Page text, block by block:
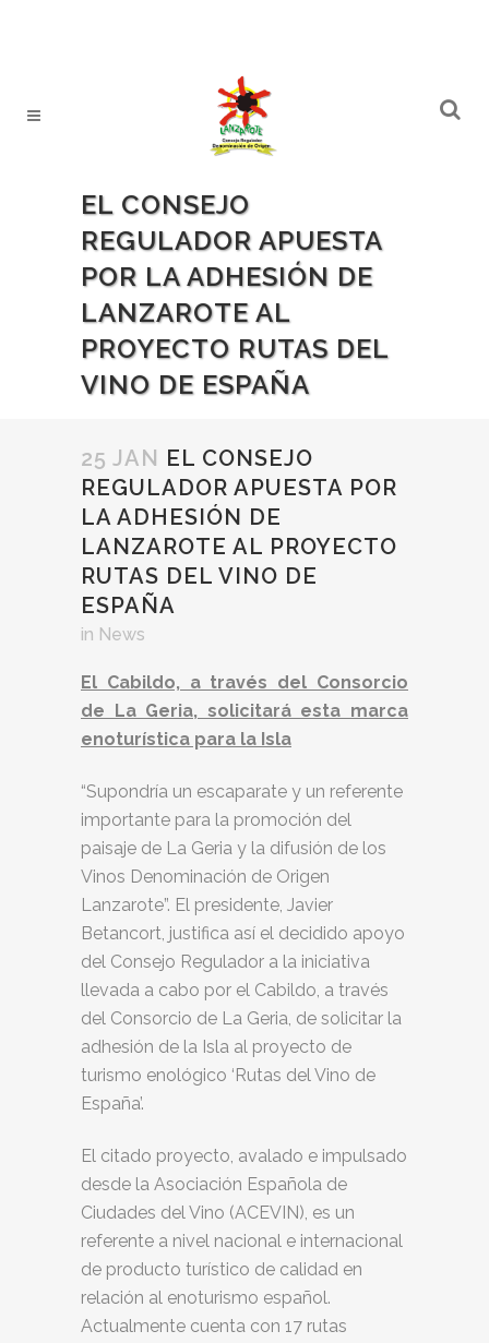
EL CONSEJO
REGULADOR APUESTA
POR LA ADHESIÓN DE
LANZAROTE AL
PROYECTO RUTAS DEL
VINO DE ESPAÑA
25 JAN EL CONSEJO
REGULADOR APUESTA POR
LA ADHESIÓN DE
LANZAROTE AL PROYECTO
RUTAS DEL VINO DE
ESPAÑA
in News
El Cabildo, a través del Consorcio
de La Geria, solicitará esta marca
enoturística para la Isla
“Supondría un escaparate y un referente
importante para la promoción del
paisaje de La Geria y la difusión de los
Vinos Denominación de Origen
Lanzarote”. El presidente, Javier
Betancort, justifica así el decidido apoyo
del Consejo Regulador a la iniciativa
llevada a cabo por el Cabildo, a través
del Consorcio de La Geria, de solicitar la
adhesión de la Isla al proyecto de
turismo enológico ‘Rutas del Vino de
España’.
El citado proyecto, avalado e impulsado
desde la Asociación Española de
Ciudades del Vino (ACEVIN), es un
referente a nivel nacional e internacional
de producto turístico de calidad en
relación al enoturismo español.
Actualmente cuenta con 17 rutas